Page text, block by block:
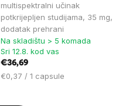
multispektralni učinak
potkrijepljen studijama, 35 mg,
dodatak prehrani
Na skladištu > 5 komada
Sri 12.8. kod vas
€36,69
Cijena
€0,37 / 1 capsule